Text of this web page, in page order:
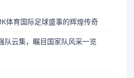
体育国际足球盛事的辉煌传奇
队云集，瞩目国家队风采一览